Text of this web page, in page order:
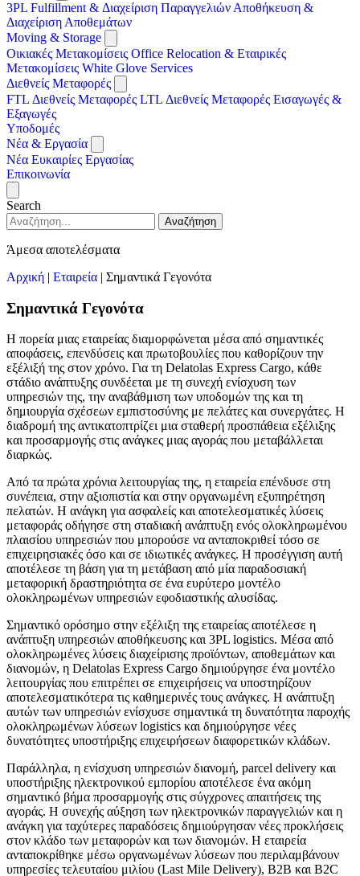
3PL Fulfillment & Διαχείριση Παραγγελιών Αποθήκευση &
Διαχείριση Αποθεμάτων
Moving & Storage
Οικιακές Μετακομίσεις Office Relocation & Εταιρικές
Μετακομίσεις White Glove Services
Διεθνείς Μεταφορές
FTL Διεθνείς Μεταφορές LTL Διεθνείς Μεταφορές Εισαγωγές &
Εξαγωγές
Υποδομές
Νέα & Εργασία
Νέα Ευκαιρίες Εργασίας
Επικοινωνία
Search
Αναζήτηση
Άμεσα αποτελέσματα
Αρχική | Εταιρεία | Σημαντικά Γεγονότα
Σημαντικά Γεγονότα
Η πορεία μιας εταιρείας διαμορφώνεται μέσα από σημαντικές
αποφάσεις, επενδύσεις και πρωτοβουλίες που καθορίζουν την
εξέλιξή της στον χρόνο. Για τη Delatolas Express Cargo, κάθε
στάδιο ανάπτυξης συνδέεται με τη συνεχή ενίσχυση των
υπηρεσιών της, την αναβάθμιση των υποδομών της και τη
δημιουργία σχέσεων εμπιστοσύνης με πελάτες και συνεργάτες. Η
διαδρομή της αντικατοπτρίζει μια σταθερή προσπάθεια εξέλιξης
και προσαρμογής στις ανάγκες μιας αγοράς που μεταβάλλεται
διαρκώς.
Από τα πρώτα χρόνια λειτουργίας της, η εταιρεία επένδυσε στη
συνέπεια, στην αξιοπιστία και στην οργανωμένη εξυπηρέτηση
πελατών. Η ανάγκη για ασφαλείς και αποτελεσματικές λύσεις
μεταφοράς οδήγησε στη σταδιακή ανάπτυξη ενός ολοκληρωμένου
πλαισίου υπηρεσιών που μπορούσε να ανταποκριθεί τόσο σε
επιχειρησιακές όσο και σε ιδιωτικές ανάγκες. Η προσέγγιση αυτή
αποτέλεσε τη βάση για τη μετάβαση από μία παραδοσιακή
μεταφορική δραστηριότητα σε ένα ευρύτερο μοντέλο
ολοκληρωμένων υπηρεσιών εφοδιαστικής αλυσίδας.
Σημαντικό ορόσημο στην εξέλιξη της εταιρείας αποτέλεσε η
ανάπτυξη υπηρεσιών αποθήκευσης και 3PL logistics. Μέσα από
ολοκληρωμένες λύσεις διαχείρισης προϊόντων, αποθεμάτων και
διανομών, η Delatolas Express Cargo δημιούργησε ένα μοντέλο
λειτουργίας που επιτρέπει σε επιχειρήσεις να υποστηρίζουν
αποτελεσματικότερα τις καθημερινές τους ανάγκες. Η ανάπτυξη
αυτών των υπηρεσιών ενίσχυσε σημαντικά τη δυνατότητα παροχής
ολοκληρωμένων λύσεων logistics και δημιούργησε νέες
δυνατότητες υποστήριξης επιχειρήσεων διαφορετικών κλάδων.
Παράλληλα, η ενίσχυση υπηρεσιών διανομή, parcel delivery και
υποστήριξης ηλεκτρονικού εμπορίου αποτέλεσε ένα ακόμη
σημαντικό βήμα προσαρμογής στις σύγχρονες απαιτήσεις της
αγοράς. Η συνεχής αύξηση των ηλεκτρονικών παραγγελιών και η
ανάγκη για ταχύτερες παραδόσεις δημιούργησαν νέες προκλήσεις
στον κλάδο των μεταφορών και των διανομών. Η εταιρεία
ανταποκρίθηκε μέσω οργανωμένων λύσεων που περιλαμβάνουν
υπηρεσίες τελευταίου μιλίου (Last Mile Delivery), B2B και B2C